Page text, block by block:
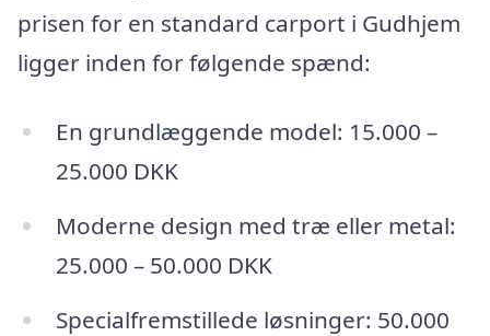
prisen for en standard carport i Gudhjem
ligger inden for følgende spænd:
En grundlæggende model: 15.000 –
25.000 DKK
Moderne design med træ eller metal:
25.000 – 50.000 DKK
Specialfremstillede løsninger: 50.000